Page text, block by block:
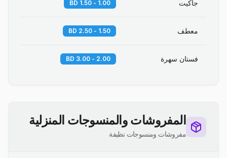
جاكيت 1.00 - 1.50 BD
معطف 1.50 - 2.50 BD
فستان سهرة 2.00 - 3.00 BD
المفروشات والمنسوجات المنزلية
مفروشات ومنسوجات نظيفة